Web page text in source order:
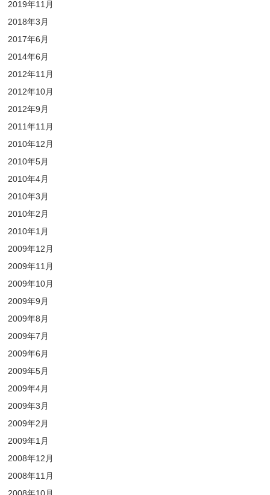
2019年11月
2018年3月
2017年6月
2014年6月
2012年11月
2012年10月
2012年9月
2011年11月
2010年12月
2010年5月
2010年4月
2010年3月
2010年2月
2010年1月
2009年12月
2009年11月
2009年10月
2009年9月
2009年8月
2009年7月
2009年6月
2009年5月
2009年4月
2009年3月
2009年2月
2009年1月
2008年12月
2008年11月